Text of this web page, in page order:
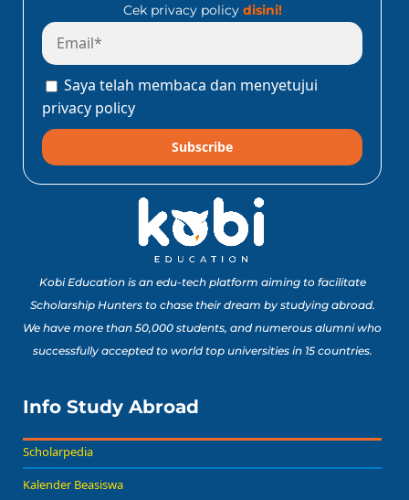
Cek privacy policy disini!
Saya telah membaca dan menyetujui
privacy policy
Subscribe
Kobi Education is an edu-tech platform aiming to facilitate
Scholarship Hunters to chase their dream by studying abroad.
We have more than 50,000 students, and numerous alumni who
successfully accepted to world top universities in 15 countries.
Info Study Abroad
Scholarpedia
Kalender Beasiswa